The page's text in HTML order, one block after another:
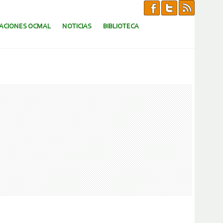
OCMAL NOTICIAS BIBLIOTECA